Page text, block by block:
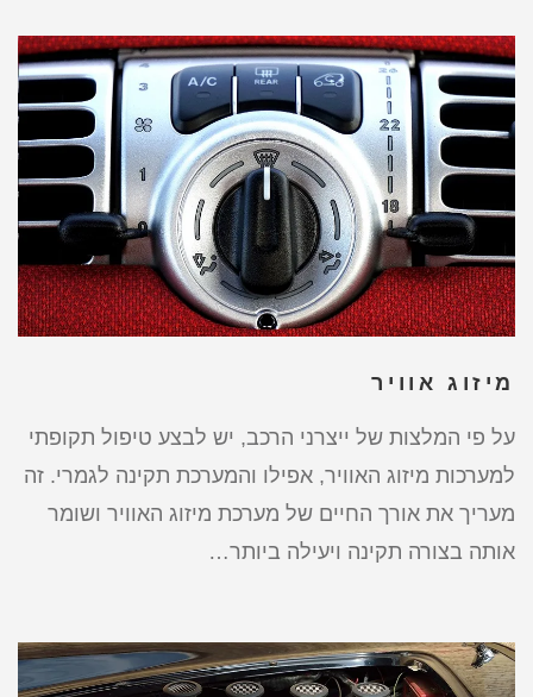
מיזוג אוויר
על פי המלצות של ייצרני הרכב, יש לבצע טיפול תקופתי
למערכות מיזוג האוויר, אפילו והמערכת תקינה לגמרי. זה
מעריך את אורך החיים של מערכת מיזוג האוויר ושומר
אותה בצורה תקינה ויעילה ביותר…